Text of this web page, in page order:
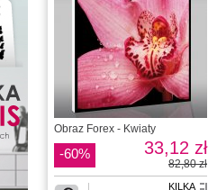
Obraz Forex - Kwiaty
-60% 33,12 zł
82,80 zł
KILKA